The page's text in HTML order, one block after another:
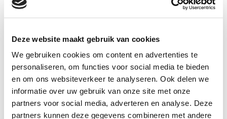
Deze website maakt gebruik van cookies
We gebruiken cookies om content en advertenties te
personaliseren, om functies voor social media te bieden
en om ons websiteverkeer te analyseren. Ook delen we
informatie over uw gebruik van onze site met onze
partners voor social media, adverteren en analyse. Deze
partners kunnen deze gegevens combineren met andere
Grotius, de lijst gaat nog wel even door. Ga met
ons mee op een culinaire en culturele
ontdekkingsreis van deze prachtige oude stad!
MEER INFO
Proef en beleef